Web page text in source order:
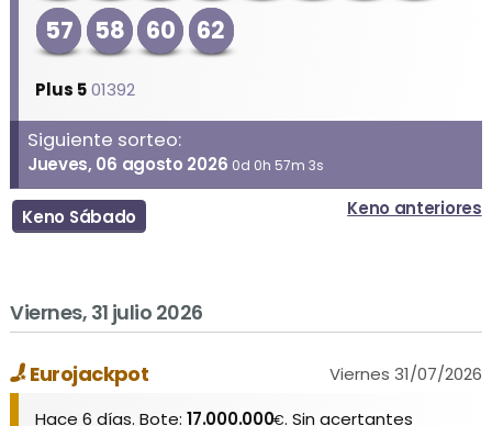
57
58 60 62
Plus 5 01392
Siguiente sorteo:
Jueves, 06 agosto 2026 0d 0h 57m 3s
Keno Sábado Keno anteriores
Viernes, 31 julio 2026
Eurojackpot
Viernes 31/07/2026
Hace 6 días. Bote:17.000.000€. Sin acertantes